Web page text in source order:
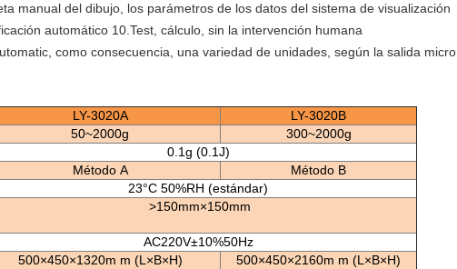
manual del dibujo, los parámetros de los datos del sistema de visualización
automático 10.Test, cálculo, sin la intervención humana
como consecuencia, una variedad de unidades, según la salida micro
LY-3020A
LY-3020B
50~2000g
300~2000g
0.1g (0.1J)
Método A
Método B
23°C 50%RH (estándar)
>150mm×150mm
AC220V±10%50Hz
500×450×1320m m (L×B×H)
500×450×2160m m (L×B×H)